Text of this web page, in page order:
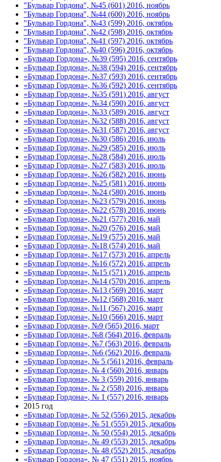
"Бульвар Гордона", №45 (601) 2016, ноябрь
"Бульвар Гордона", №44 (600) 2016, ноябрь
"Бульвар Гордона", №43 (599) 2016, октябрь
"Бульвар Гордона", №42 (598) 2016, октябрь
"Бульвар Гордона", №41 (597) 2016, октябрь
"Бульвар Гордона", №40 (596) 2016, октябрь
«Бульвар Гордона», №39 (595) 2016, сентябрь
«Бульвар Гордона», №38 (594) 2016, сентябрь
«Бульвар Гордона», №37 (593) 2016, сентябрь
«Бульвар Гордона», №36 (592) 2016, сентябрь
«Бульвар Гордона», №35 (591) 2016, август
«Бульвар Гордона», №34 (590) 2016, август
«Бульвар Гордона», №33 (589) 2016, август
«Бульвар Гордона», №32 (588) 2016, август
«Бульвар Гордона», №31 (587) 2016, август
«Бульвар Гордона», №30 (586) 2016, июль
«Бульвар Гордона», №29 (585) 2016, июль
«Бульвар Гордона», №28 (584) 2016, июль
«Бульвар Гордона», №27 (583) 2016, июль
«Бульвар Гордона», №26 (582) 2016, июнь
«Бульвар Гордона», №25 (581) 2016, июнь
«Бульвар Гордона», №24 (580) 2016, июнь
«Бульвар Гордона», №23 (579) 2016, июнь
«Бульвар Гордона», №22 (578) 2016, июнь
«Бульвар Гордона», №21 (577) 2016, май
«Бульвар Гордона», №20 (576) 2016, май
«Бульвар Гордона», №19 (575) 2016, май
«Бульвар Гордона», №18 (574) 2016, май
«Бульвар Гордона», №17 (573) 2016, апрель
«Бульвар Гордона», №16 (572) 2016, апрель
«Бульвар Гордона», №15 (571) 2016, апрель
«Бульвар Гордона», №14 (570) 2016, апрель
«Бульвар Гордона», №13 (569) 2016, март
«Бульвар Гордона», №12 (568) 2016, март
«Бульвар Гордона», №11 (567) 2016, март
«Бульвар Гордона», №10 (566) 2016, март
«Бульвар Гордона», №9 (565) 2016, март
«Бульвар Гордона», №8 (564) 2016, февраль
«Бульвар Гордона», №7 (563) 2016, февраль
«Бульвар Гордона», №6 (562) 2016, февраль
«Бульвар Гордона», № 5 (561) 2016, февраль
«Бульвар Гордона», № 4 (560) 2016, январь
«Бульвар Гордона», № 3 (559) 2016, январь
«Бульвар Гордона», № 2 (558) 2016, январь
«Бульвар Гордона», № 1 (557) 2016, январь
2015 год
«Бульвар Гордона», № 52 (556) 2015, декабрь
«Бульвар Гордона», № 51 (555) 2015, декабрь
«Бульвар Гордона», № 50 (554) 2015, декабрь
«Бульвар Гордона», № 49 (553) 2015, декабрь
«Бульвар Гордона», № 48 (552) 2015, декабрь
«Бульвар Гордона», № 47 (551) 2015, ноябрь